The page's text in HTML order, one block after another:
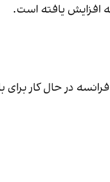
در حال کار برای